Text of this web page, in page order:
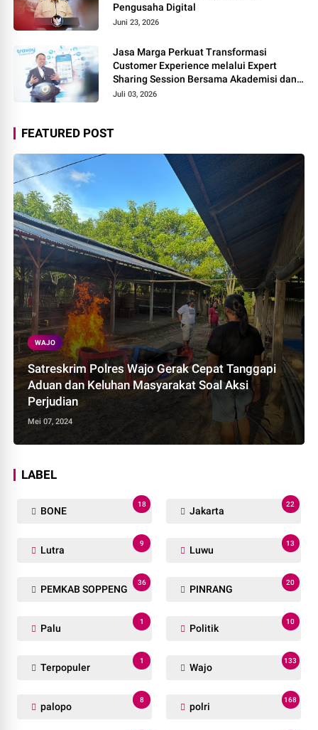
Pengusaha Digital
Juni 23, 2026
Jasa Marga Perkuat Transformasi
Customer Experience melalui Expert
Sharing Session Bersama Akademisi dan
Praktisi
Juli 03, 2026
FEATURED POST
WAJO
Satreskrim Polres Wajo Gerak Cepat Tanggapi
Aduan dan Keluhan Masyarakat Soal Aksi
Perjudian
Mei 07, 2024
LABEL
BONE
18
Jakarta
22
Lutra
9
Luwu
13
PEMKAB SOPPENG
36
PINRANG
20
Palu
1
Politik
10
Terpopuler
1
Wajo
133
palopo
8
polri
168